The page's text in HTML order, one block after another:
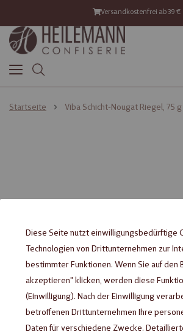
Versandkostenfrei ab 39 €
Startseite Viba Schicht-Nougat Riegel, 75 g
Diese Seite nutzt einwilligungsbedürftige
Technologien von Drittunternehmen zur
bestimmter Funktionen. Wenn Sie auf den
akzeptieren" klicken, werden diese
(Einwilligung). Nach der Einwilligung
betroffenen Drittunternehmen Ihre
Daten für verschiedene Zwecke.